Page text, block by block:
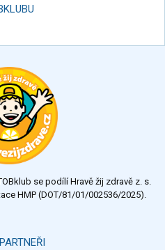
se podílí Hravě žij zdravě z. s.
HMP (DOT/81/01/002536/2025).